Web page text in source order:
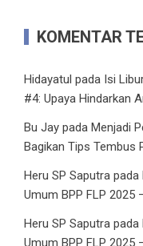
KOMENTAR
Hidayatul pada Isi
#4: Upaya Hindarkan
Bu Jay pada Menjadi
Bagikan Tips Tembus
Heru SP Saputra pada
Umum BPP FLP 2025
Heru SP Saputra pada
Umum BPP FLP 2025